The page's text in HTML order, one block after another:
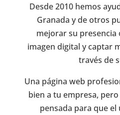
Desde 2010 hemos
Granada y de otros
mejorar su presencia
imagen digital y captar
través de
Una página web
bien a tu empresa,
pensada para que